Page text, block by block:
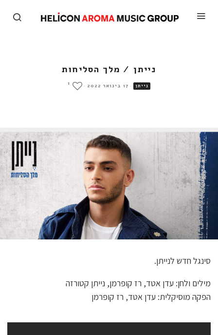
נייתן / מלך הסליחות
נייתן · 17 בינואר 2022 ·
1
סינגל חדש לנייתן.
מילים ולחן: עדן אטד, רז קופרמן, נייתן קטורזה
הפקה מוסיקלית: עדן אטד, רז קופרמן